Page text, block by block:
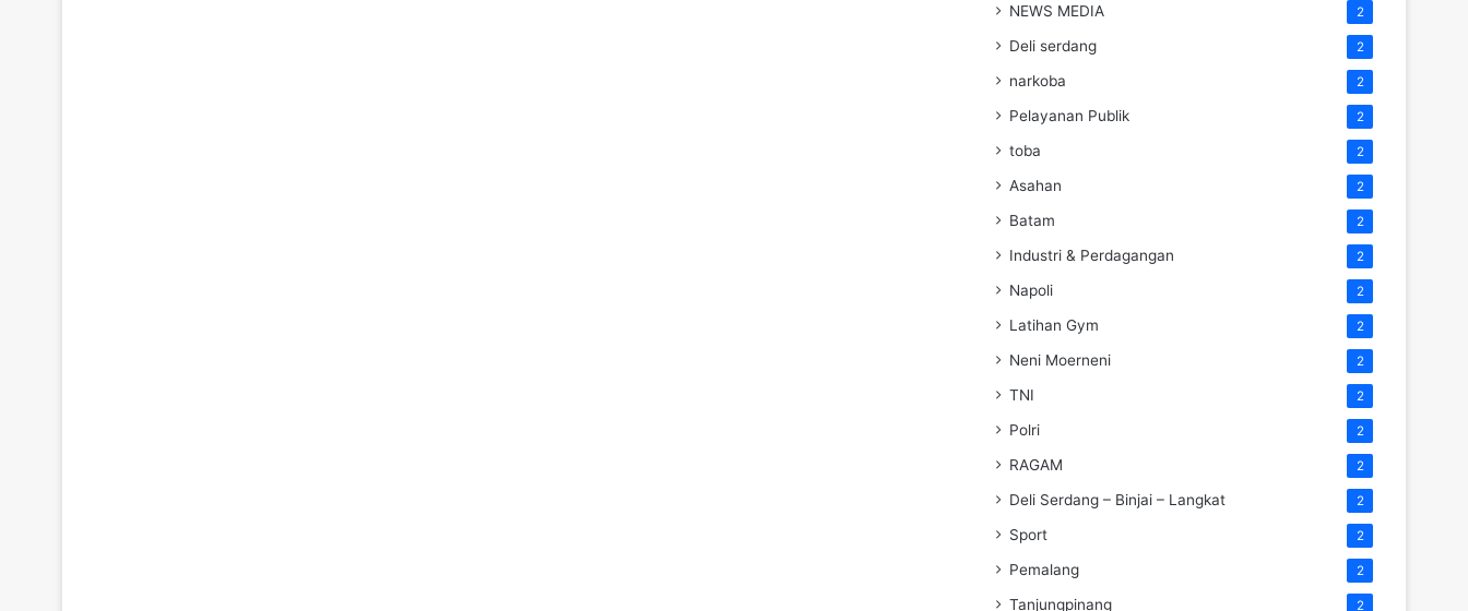
NEWS MEDIA 2
Deli serdang 2
narkoba 2
Pelayanan Publik 2
toba 2
Asahan 2
Batam 2
Industri & Perdagangan 2
Napoli 2
Latihan Gym 2
Neni Moerneni 2
TNI 2
Polri 2
RAGAM 2
Deli Serdang – Binjai – Langkat 2
Sport 2
Pemalang 2
Tanjungpinang 2